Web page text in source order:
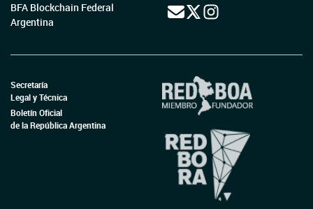
BFA Blockchain Federal
Argentina
Secretaría
Legal y Técnica
Boletín Oficial
de la República Argentina